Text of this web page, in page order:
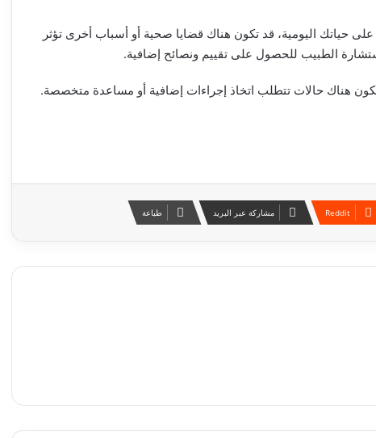
حياتك اليومية، قد تكون هناك قضايا صحية أو أسباب أخرى تؤثر
الطبيب للحصول على تقييم ونصائح إضافية.
هناك حالات تتطلب اتخاذ إجراءات إضافية أو مساعدة متخصصة.
مشاركة عبر البريد طباعة